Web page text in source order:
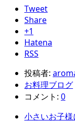
Tweet
Share
+1
Hatena
RSS
投稿者:
お料理ブログ
コメント: 0
小さいお子